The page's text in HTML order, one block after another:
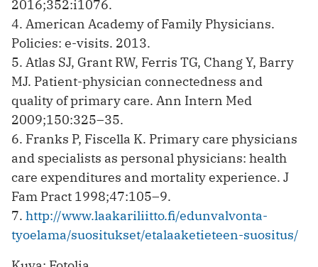
2016;352:i1076.
4. American Academy of Family Physicians.
Policies: e-visits. 2013.
5. Atlas SJ, Grant RW, Ferris TG, Chang Y, Barry
MJ. Patient-physi­cian connectedness and
quality of primary care. Ann Intern Med
2009;150:325–35.
6. Franks P, Fiscella K. Primary care physicians
and specialists as personal physicians: health
care expenditures and mortality experience. J
Fam Pract 1998;47:105–9.
7. http://www.laakariliitto.fi/edunvalvonta-
tyoelama/suositukset/etalaaketieteen-suositus/